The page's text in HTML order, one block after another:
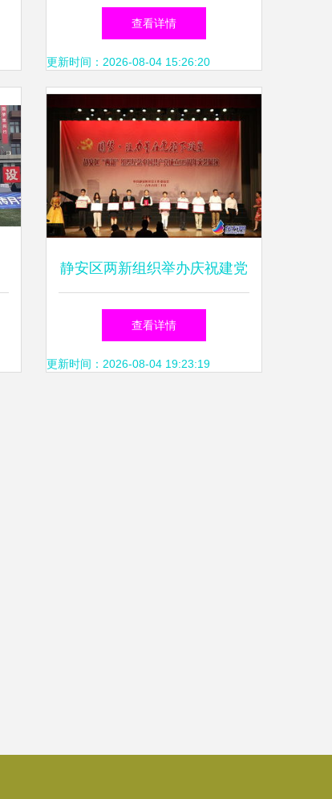
空的文化艺术交响
查看详情
更新时间：2026-08-04 15:26:20
静安区两新组织举办庆祝建党
95周年文艺展演 暨文化艺术
交流活动
查看详情
更新时间：2026-08-04 19:23:19